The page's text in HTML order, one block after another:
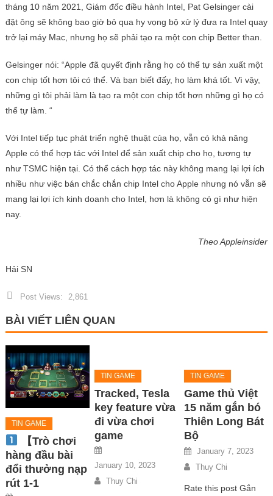
tháng 10 năm 2021, Giám đốc điều hành Intel, Pat Gelsinger cài
đặt ông sẽ không bao giờ bỏ qua hy vọng bộ xử lý đưa ra Intel quay
trở lại máy Mac, nhưng họ sẽ phải tạo ra một con chip Better than.
Gelsinger nói: “Apple đã quyết định rằng họ có thể tự sản xuất một
con chip tốt hơn tôi có thể. Và bạn biết đấy, họ làm khá tốt. Vì vậy,
những gì tôi phải làm là tạo ra một con chip tốt hơn những gì họ có
thể tự làm. “
Với Intel tiếp tục phát triển nghệ thuật của họ, vẫn có khả năng
Apple có thể hợp tác với Intel để sản xuất chip cho họ, tương tự
như TSMC hiện tại. Có thể cách hợp tác này không mang lại lợi ích
nhiều như việc bán chắc chắn chip Intel cho Apple nhưng nó vẫn sẽ
mang lại lợi ích kinh doanh cho Intel, hơn là không có gì như hiện
nay.
Theo Appleinsider
Hải SN
Post Views: 2,861
BÀI VIẾT LIÊN QUAN
TIN GAME
【Trò chơi
hàng đầu bài
đổi thưởng nạp
rút 1-1
TIN GAME
Tracked, Tesla
key feature vừa
đi vừa chơi
game
January 10, 2023
Thuy Chi
TIN GAME
Game thủ Việt
15 năm gắn bó
Thiên Long Bát
Bộ
January 7, 2023
Thuy Chi
Rate this post Gắn